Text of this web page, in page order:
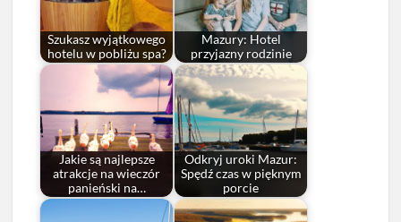
Szukasz wyjątkowego
hotelu w pobliżu spa?
Mazury: Hotel
przyjazny rodzinie
Jakie są najlepsze
atrakcje na wieczór
panieński na…
Odkryj uroki Mazur:
Spędź czas w pięknym
porcie